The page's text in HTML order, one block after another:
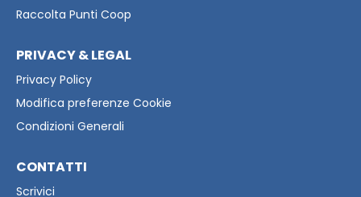
Raccolta Punti Coop
PRIVACY & LEGAL
Privacy Policy
Modifica preferenze Cookie
Condizioni Generali
CONTATTI
Scrivici